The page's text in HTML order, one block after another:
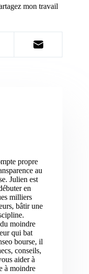
mon travail
propre
au
Julien est
en
milliers
bâtir une
moindre
qui bat
bourse, il
conseils,
aider à
à moindre